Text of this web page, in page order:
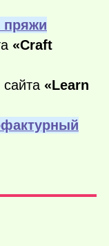
пряжи
«Craft
сайта «Learn